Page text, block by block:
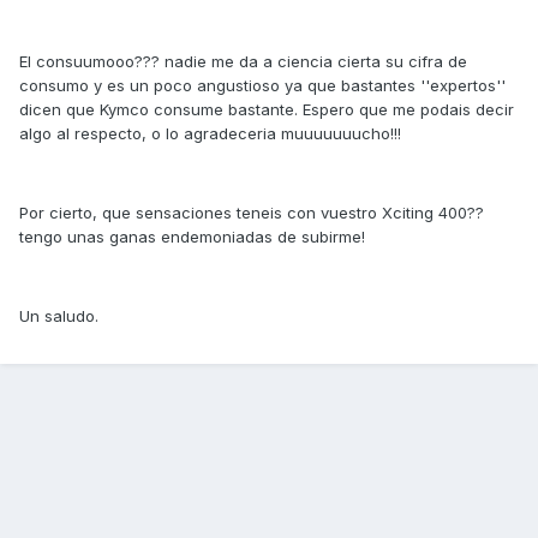
El consuumooo??? nadie me da a ciencia cierta su cifra de
consumo y es un poco angustioso ya que bastantes ''expertos''
dicen que Kymco consume bastante. Espero que me podais decir
algo al respecto, o lo agradeceria muuuuuuucho!!!
Por cierto, que sensaciones teneis con vuestro Xciting 400??
tengo unas ganas endemoniadas de subirme!
Un saludo.